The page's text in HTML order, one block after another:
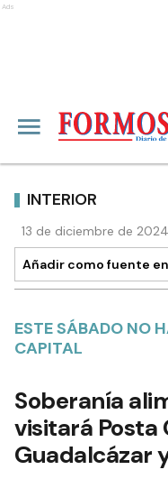
Ads
INTERIOR
13 de diciembre de
Añadir como fuente en
ESTE SÁBADO NO
CAPITAL
Soberanía
visitará Posta
Guadalcázar